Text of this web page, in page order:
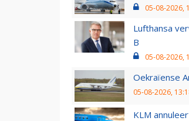
05-08-2026,
Lufthansa
B
05-08-2026,
Oekraïense
05-08-2026,
KLM